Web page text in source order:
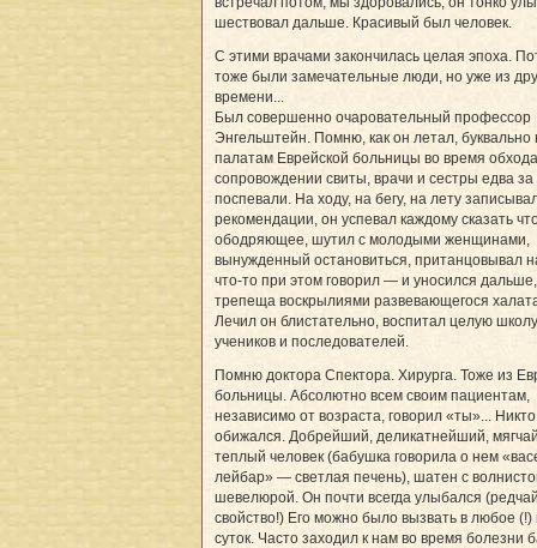
шествовал дальше. Красивый был человек.
С этими врачами закончилась целая эпоха.
тоже были замечательные люди, но уже из
времени...
Был совершенно очаровательный профессор
Энгельштейн. Помню, как он летал, буквально
палатам Еврейской больницы во время
сопровождении свиты, врачи и сестры едва
поспевали. На ходу, на бегу, на лету
рекомендации, он успевал каждому сказать
ободряющее, шутил с молодыми женщинами,
вынужденный остановиться, пританцовывал
что-то при этом говорил — и уносился дальше,
трепеща воскрылиями развевающегося
Лечил он блистательно, воспитал целую школу
учеников и последователей.
Помню доктора Спектора. Хирурга. Тоже из
больницы. Абсолютно всем своим пациентам,
независимо от возраста, говорил «ты»...
обижался. Добрейший, деликатнейший,
теплый человек (бабушка говорила о нем
лейбар» — светлая печень), шатен с
шевелюрой. Он почти всегда улыбался
свойство!) Его можно было вызвать в любое (!)
суток. Часто заходил к нам во время болезни